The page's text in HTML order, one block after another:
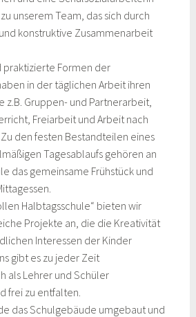
unserem Team, das sich durch
konstruktive Zusammenarbeit
Formen der
in der täglichen Arbeit ihren
z.B. Gruppen- und Partnerarbeit,
Freiarbeit und Arbeit nach
den festen Bestandteilen eines
Tagesablaufs gehören an
das gemeinsame Frühstück und
Halbtagsschule“ bieten wir
Projekte an, die die Kreativität
Interessen der Kinder
gibt es zu jeder Zeit
als Lehrer und Schüler
frei zu entfalten.
das Schulgebäude umgebaut und